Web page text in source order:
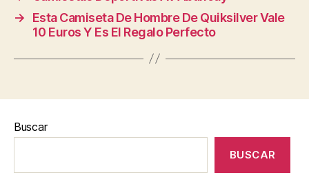
→
Esta Camiseta De Hombre De Quiksilver Vale
10 Euros Y Es El Regalo Perfecto
Buscar
BUSCAR